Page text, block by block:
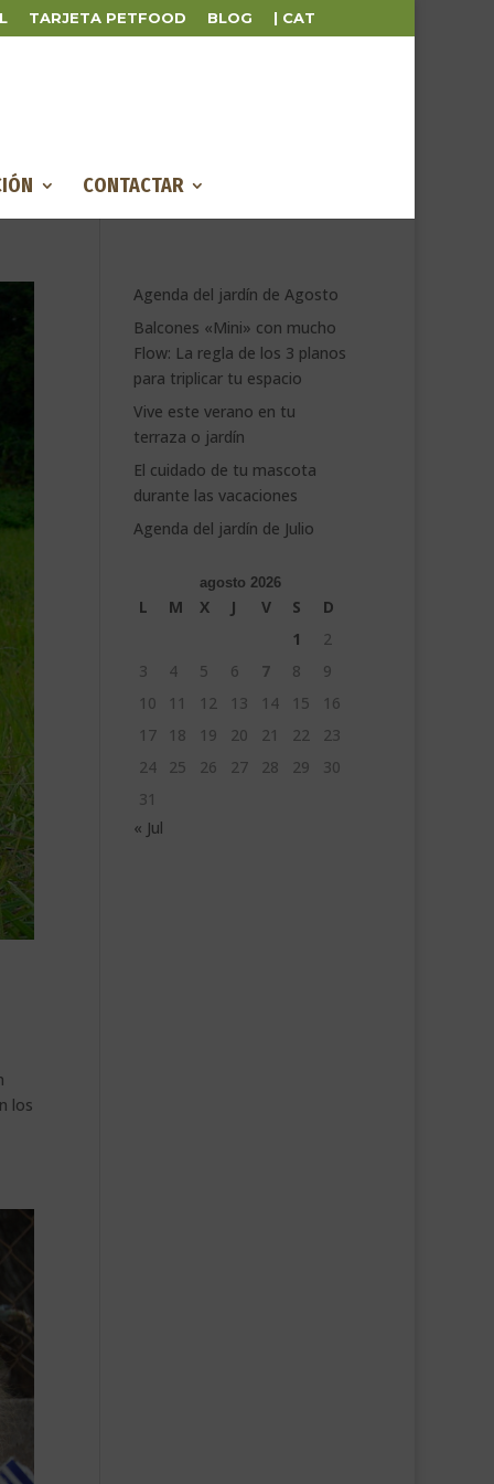
TARJETA PETFOOD BLOG | CAT
CONTACTAR
los
Agenda del jardín de Agosto
Balcones «Mini» con mucho
Flow: La regla de los 3 planos
para triplicar tu espacio
Vive este verano en tu
terraza o jardín
El cuidado de tu mascota
durante las vacaciones
Agenda del jardín de Julio
agosto 2026
L M X J V S
D
1
2
3
4 5 6 7 8
9
10
11 12 13 14 15
16
17
18 19 20 21 22
23
24
25 26 27 28 29
30
31
« Jul